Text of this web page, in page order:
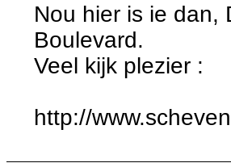
Nou hier is ie dan,
Boulevard.
Veel kijk plezier :
http://